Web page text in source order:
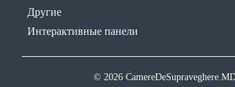
Другие
Интерактивные панели
© 2026